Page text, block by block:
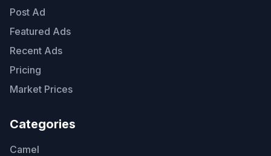
Post Ad
Featured Ads
Recent Ads
Pricing
Market Prices
Categories
Camel